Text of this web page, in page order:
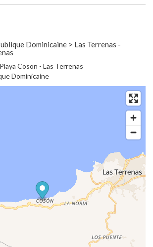
Dominicaine > Las Terrenas -
Coson - Las Terrenas
Dominicaine